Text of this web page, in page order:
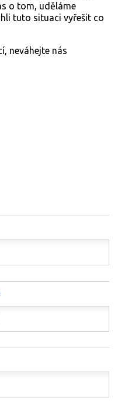
o tom, uděláme
tuto situaci vyřešit co
neváhejte nás